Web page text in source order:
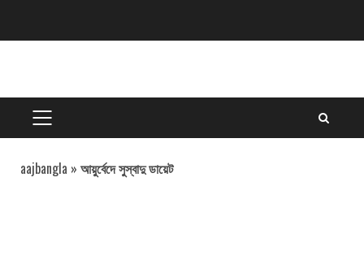
PRIMARY
MENU
aajbangla » আয়ুর্বেদে সুস্বাদু ডায়েট